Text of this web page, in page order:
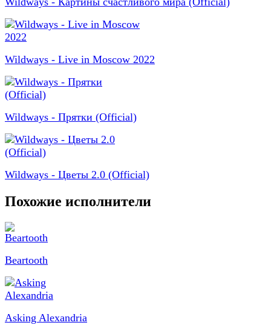
Wildways - Live in Moscow 2022
Wildways - Прятки (Official)
Wildways - Цветы 2.0 (Official)
Похожие исполнители
Beartooth
Asking Alexandria